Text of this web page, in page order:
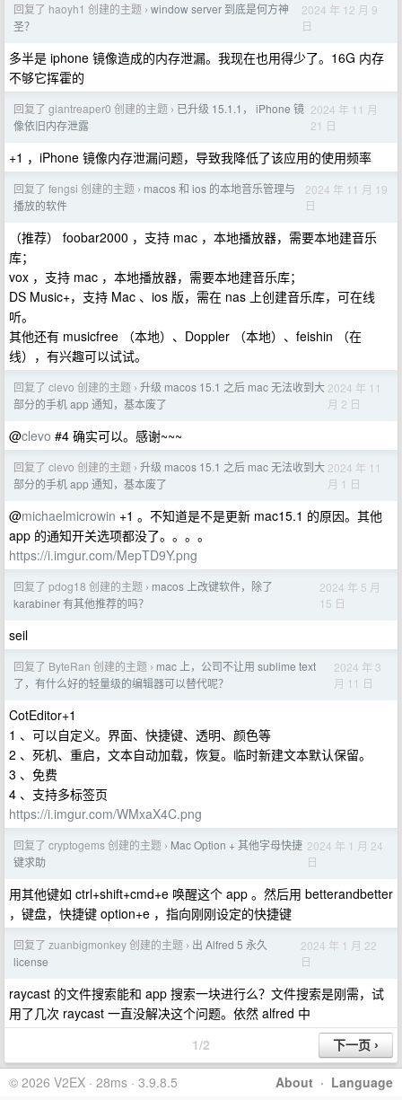
回复了 haoyh1 创建的主题 › window server 到底是何方神
圣？
2024 年 12 月 9
日
多半是 iphone 镜像造成的内存泄漏。我现在也用得少了。16G 内存
不够它挥霍的
回复了 giantreaper0 创建的主题 › 已升级 15.1.1， iPhone 镜
像依旧内存泄露
2024 年 11 月
21 日
+1 ，iPhone 镜像内存泄漏问题，导致我降低了该应用的使用频率
回复了 fengsi 创建的主题 › macos 和 ios 的本地音乐管理与
播放的软件
2024 年 11 月 19
日
（推荐） foobar2000 ，支持 mac ，本地播放器，需要本地建音乐
库；
vox ，支持 mac ，本地播放器，需要本地建音乐库；
DS Music+，支持 Mac 、ios 版，需在 nas 上创建音乐库，可在线
听。
其他还有 musicfree （本地）、Doppler （本地）、feishin （在
线），有兴趣可以试试。
回复了 clevo 创建的主题 › 升级 macos 15.1 之后 mac 无法收到大
部分的手机 app 通知，基本废了
2024 年 11
月 2 日
@clevo #4 确实可以。感谢~~~
回复了 clevo 创建的主题 › 升级 macos 15.1 之后 mac 无法收到大
部分的手机 app 通知，基本废了
2024 年 11
月 1 日
@michaelmicrowin +1 。不知道是不是更新 mac15.1 的原因。其他
app 的通知开关选项都没了。。。。
https://i.imgur.com/MepTD9Y.png
回复了 pdog18 创建的主题 › macos 上改键软件，除了
karabiner 有其他推荐的吗？
2024 年 5 月
15 日
seil
回复了 ByteRan 创建的主题 › mac 上，公司不让用 sublime text
了，有什么好的轻量级的编辑器可以替代呢？
2024 年 3
月 11 日
CotEditor+1
1 、可以自定义。界面、快捷键、透明、颜色等
2 、死机、重启，文本自动加载，恢复。临时新建文本默认保留。
3 、免费
4 、支持多标签页
https://i.imgur.com/WMxaX4C.png
回复了 cryptogems 创建的主题 › Mac Option + 其他字母快捷
键求助
2024 年 1 月 24
日
用其他键如 ctrl+shift+cmd+e 唤醒这个 app 。然后用 betterandbetter
，键盘，快捷键 option+e ，指向刚刚设定的快捷键
回复了 zuanbigmonkey 创建的主题 › 出 Alfred 5 永久
license
2024 年 1 月 22
日
raycast 的文件搜索能和 app 搜索一块进行么？文件搜索是刚需，试
用了几次 raycast 一直没解决这个问题。依然 alfred 中
1/2
About · Language
© 2026 V2EX · 28ms · 3.9.8.5